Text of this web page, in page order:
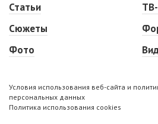
Статьи
Сюжеты
Фото
Условия использования веб-сайта и
персональных данных
Политика использования cookies